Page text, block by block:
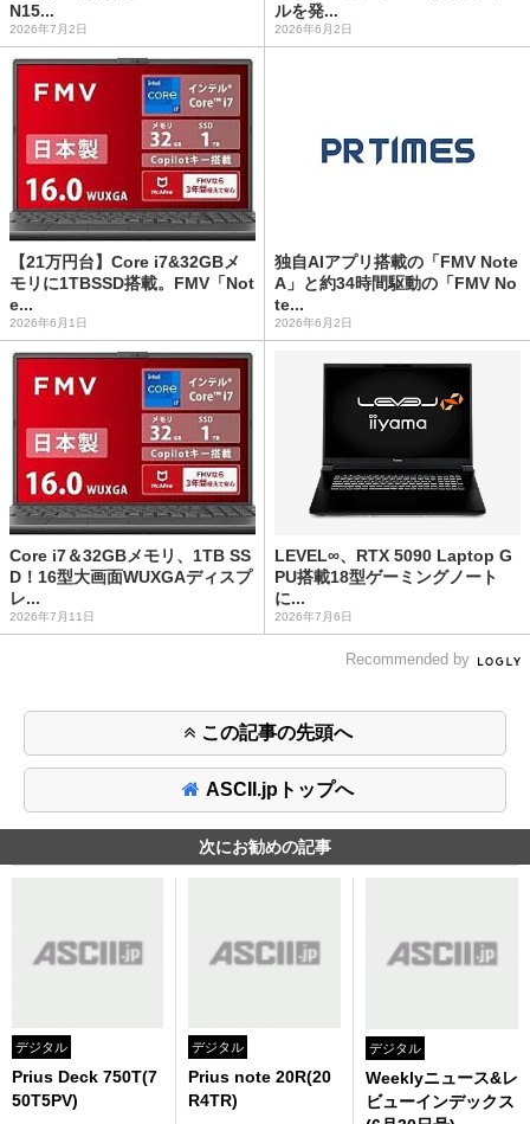
N15...
2026年7月2日
ルを発...
2026年6月2日
【21万円台】Core i7&32GBメ
モリに1TBSSD搭載。FMV「Not
e...
2026年6月1日
独自AIアプリ搭載の「FMV Note
A」と約34時間駆動の「FMV No
te...
2026年6月2日
Core i7＆32GBメモリ、1TB SS
D！16型大画面WUXGAディスプ
レ...
2026年7月11日
LEVEL∞、RTX 5090 Laptop G
PU搭載18型ゲーミングノート
に...
2026年7月6日
Recommended by
この記事の先頭へ
ASCII.jpトップへ
次にお勧めの記事
デジタル
Prius Deck 750T(7
50T5PV)
デジタル
Prius note 20R(20
R4TR)
デジタル
Weeklyニュース&レ
ビューインデックス